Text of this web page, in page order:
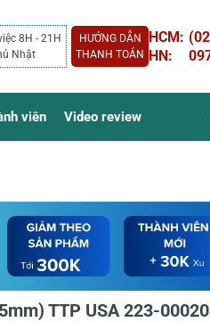
8H - 21H
Nhật
HƯỚNG DẪN
THANH TOÁN
HCM:
HN:
viên Video review
TTP USA 223-